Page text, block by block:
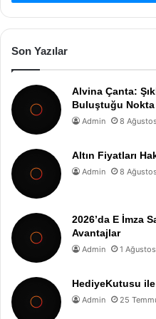
Son Yazılar
Alvina Çanta:
Buluştuğu Nokta
Admin 8
Altın Fiyatları
Admin 8
2026’da E İmza
Avantajlar
Admin 1
HediyeKutusu ile
Admin 25